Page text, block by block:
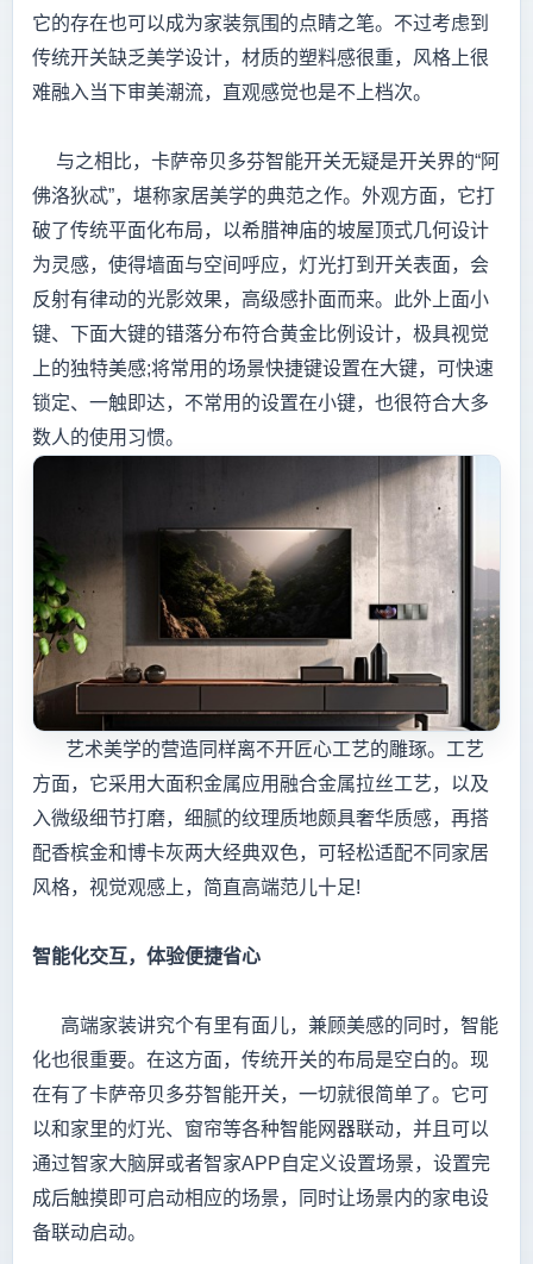
它的存在也可以成为家装氛围的点睛之笔。不过考虑到
传统开关缺乏美学设计，材质的塑料感很重，风格上很
难融入当下审美潮流，直观感觉也是不上档次。
与之相比，卡萨帝贝多芬智能开关无疑是开关界的“阿
佛洛狄忒”，堪称家居美学的典范之作。外观方面，它打
破了传统平面化布局，以希腊神庙的坡屋顶式几何设计
为灵感，使得墙面与空间呼应，灯光打到开关表面，会
反射有律动的光影效果，高级感扑面而来。此外上面小
键、下面大键的错落分布符合黄金比例设计，极具视觉
上的独特美感;将常用的场景快捷键设置在大键，可快速
锁定、一触即达，不常用的设置在小键，也很符合大多
数人的使用习惯。
艺术美学的营造同样离不开匠心工艺的雕琢。工艺
方面，它采用大面积金属应用融合金属拉丝工艺，以及
入微级细节打磨，细腻的纹理质地颇具奢华质感，再搭
配香槟金和博卡灰两大经典双色，可轻松适配不同家居
风格，视觉观感上，简直高端范儿十足!
智能化交互，体验便捷省心
高端家装讲究个有里有面儿，兼顾美感的同时，智能
化也很重要。在这方面，传统开关的布局是空白的。现
在有了卡萨帝贝多芬智能开关，一切就很简单了。它可
以和家里的灯光、窗帘等各种智能网器联动，并且可以
通过智家大脑屏或者智家APP自定义设置场景，设置完
成后触摸即可启动相应的场景，同时让场景内的家电设
备联动启动。